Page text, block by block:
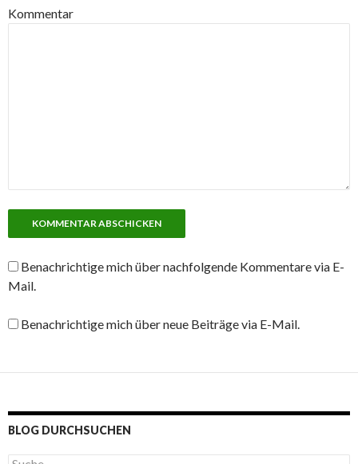
Kommentar
Benachrichtige mich über nachfolgende Kommentare via E-
Mail.
Benachrichtige mich über neue Beiträge via E-Mail.
BLOG DURCHSUCHEN